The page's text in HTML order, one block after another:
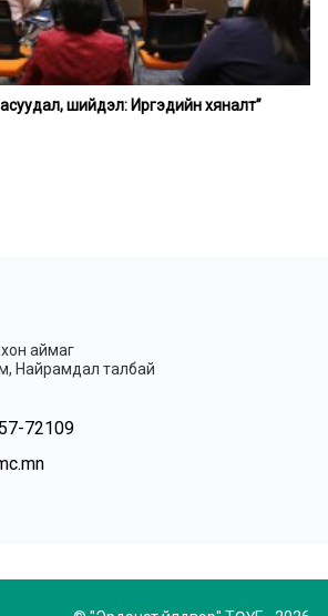
шийдэл: Иргэдийн хяналт”
аймаг
Найрамдал талбай
72109